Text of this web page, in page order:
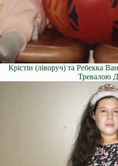
Крістін (ліворуч) та Ребекка
Тревалою